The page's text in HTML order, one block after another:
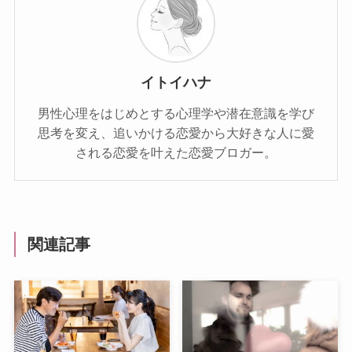
イトイハナ
男性心理をはじめとする心理学や潜在意識を学び
思考を変え、追いかける恋愛から大好きな人に愛
される恋愛を叶えた恋愛ブロガー。
関連記事